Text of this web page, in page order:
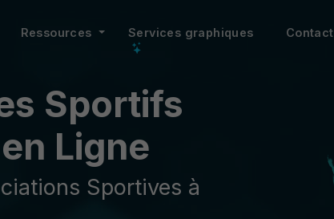
Ressources Services graphiques Contact
Sportifs
Ligne
Sportives à